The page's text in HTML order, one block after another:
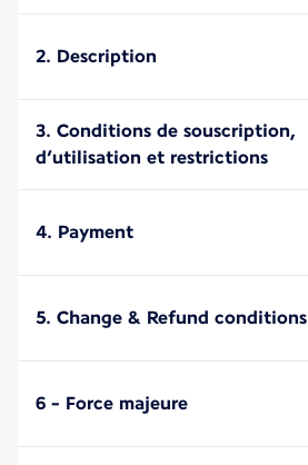
2. Description
3. Conditions de souscription,
d’utilisation et restrictions
4. Payment
5. Change & Refund conditions
6 - Force majeure